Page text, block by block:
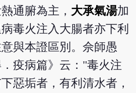
通腑為主， 大承氣湯加
毒火注入大腸者亦下利
與本證區別。佘師愚
．疫病篇》云："毒火注
惡垢者，有利清水者，